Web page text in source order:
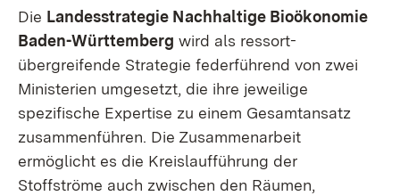
Die Landesstrategie Nachhaltige Bioökonomie
Baden-Württemberg wird als ressort-
übergreifende Strategie federführend von zwei
Ministerien umgesetzt, die ihre jeweilige
spezifische Expertise zu einem Gesamtansatz
zusammenführen. Die Zusammenarbeit
ermöglicht es die Kreislaufführung der
Stoffströme auch zwischen den Räumen,